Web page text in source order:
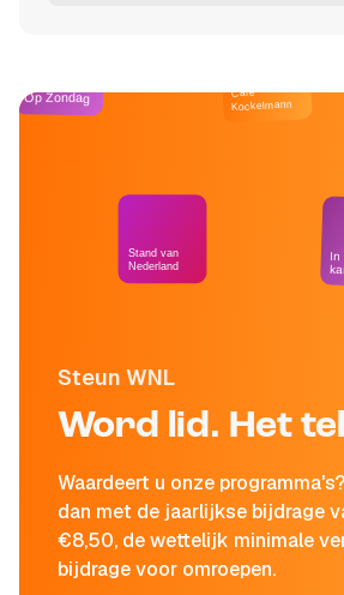
Steun WNL
Word lid. Het
Waardeert u onze
dan met de jaarlijkse bijdrage
€8,50, de wettelijk minimale
bijdrage voor omroepen.
Op Zondag
Stand van
Nederland
Café
Kockelmann
In